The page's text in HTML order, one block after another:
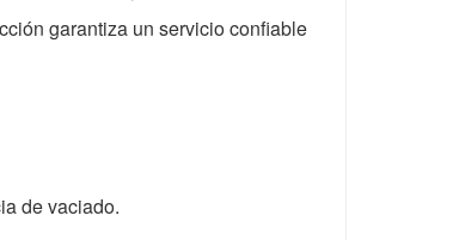
garantiza un servicio confiable
de vaciado.